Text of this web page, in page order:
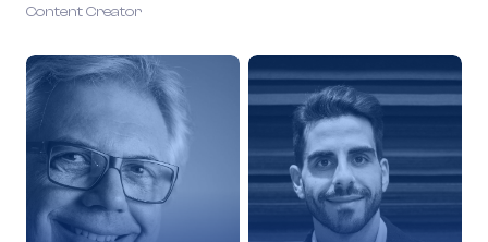
Content Creator